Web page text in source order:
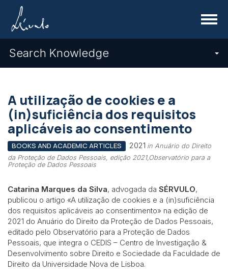
Menu
Search Knowledge
A utilização de cookies e a
(in)suficiência dos requisitos
aplicáveis ao consentimento
BOOKS AND ACADEMIC ARTICLES 2021 in Anuário do Direito
da Proteção de Dados Pessoais, edição 2021,Observatório para a
Proteção de Dados Pessoais
Catarina Marques da Silva, advogada da SÉRVULO,
publicou o artigo «A utilização de cookies e a (in)suficiência
dos requisitos aplicáveis ao consentimento» na edição de
2021 do Anuário do Direito da Proteção de Dados Pessoais,
editado pelo Observatório para a Proteção de Dados
Pessoais, que integra o CEDIS – Centro de Investigação &
Desenvolvimento sobre Direito e Sociedade da Faculdade de
Direito da Universidade Nova de Lisboa.